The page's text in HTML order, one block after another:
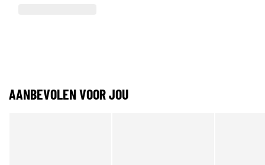
AANBEVOLEN VOOR JOU